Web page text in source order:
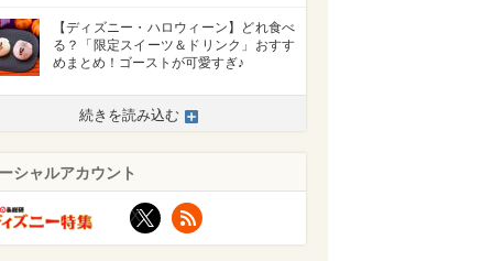
【ディズニー・ハロウィーン】どれ食べ
る？「限定スイーツ＆ドリンク」おすす
めまとめ！ゴーストが可愛すぎ♪
続きを読み込む
シャルアカウント
X